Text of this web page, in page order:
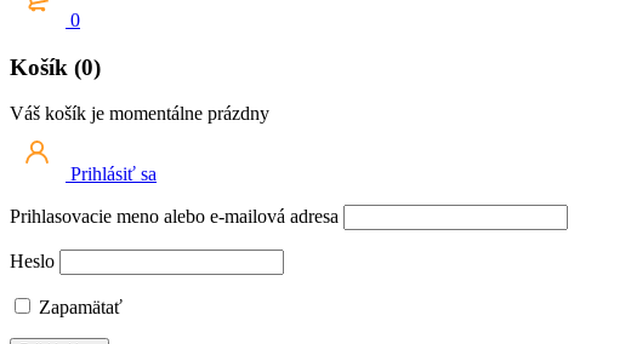
0
Košík (0)
Váš košík je momentálne prázdny
Prihlásiť sa
Prihlasovacie meno alebo e-mailová adresa
Heslo
Zapamätať